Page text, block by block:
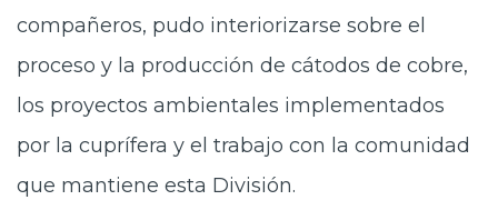
compañeros, pudo interiorizarse sobre el
proceso y la producción de cátodos de cobre,
los proyectos ambientales implementados
por la cuprífera y el trabajo con la comunidad
que mantiene esta División.